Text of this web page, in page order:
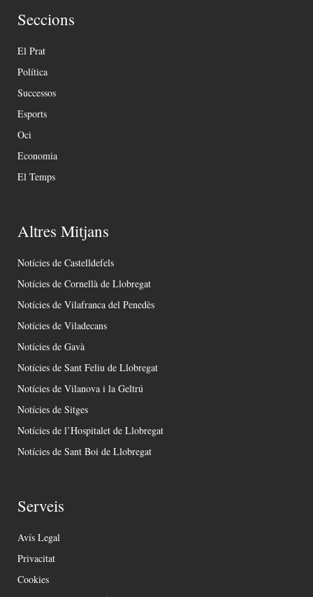
Seccions
El Prat
Política
Successos
Esports
Oci
Economia
El Temps
Altres Mitjans
Notícies de Castelldefels
Notícies de Cornellà de Llobregat
Notícies de Vilafranca del Penedès
Notícies de Viladecans
Notícies de Gavà
Notícies de Sant Feliu de Llobregat
Notícies de Vilanova i la Geltrú
Notícies de Sitges
Notícies de l’Hospitalet de Llobregat
Notícies de Sant Boi de Llobregat
Serveis
Avís Legal
Privacitat
Cookies